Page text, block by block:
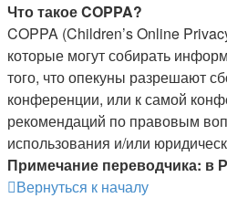
Что такое COPPA?
COPPA (Children’s Online
которые могут собирать
того, что опекуны разрешают
конференции, или к самой
рекомендаций по правовым
использования и/или
Примечание переводчика: в
Вернуться к началу